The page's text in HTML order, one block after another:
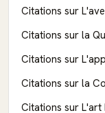
Citations sur
Citations sur la
Citations sur
Citations sur la
Citations sur L'art